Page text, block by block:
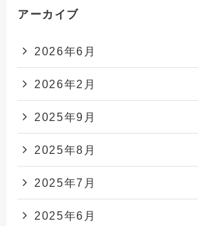
アーカイブ
2026年6月
2026年2月
2025年9月
2025年8月
2025年7月
2025年6月